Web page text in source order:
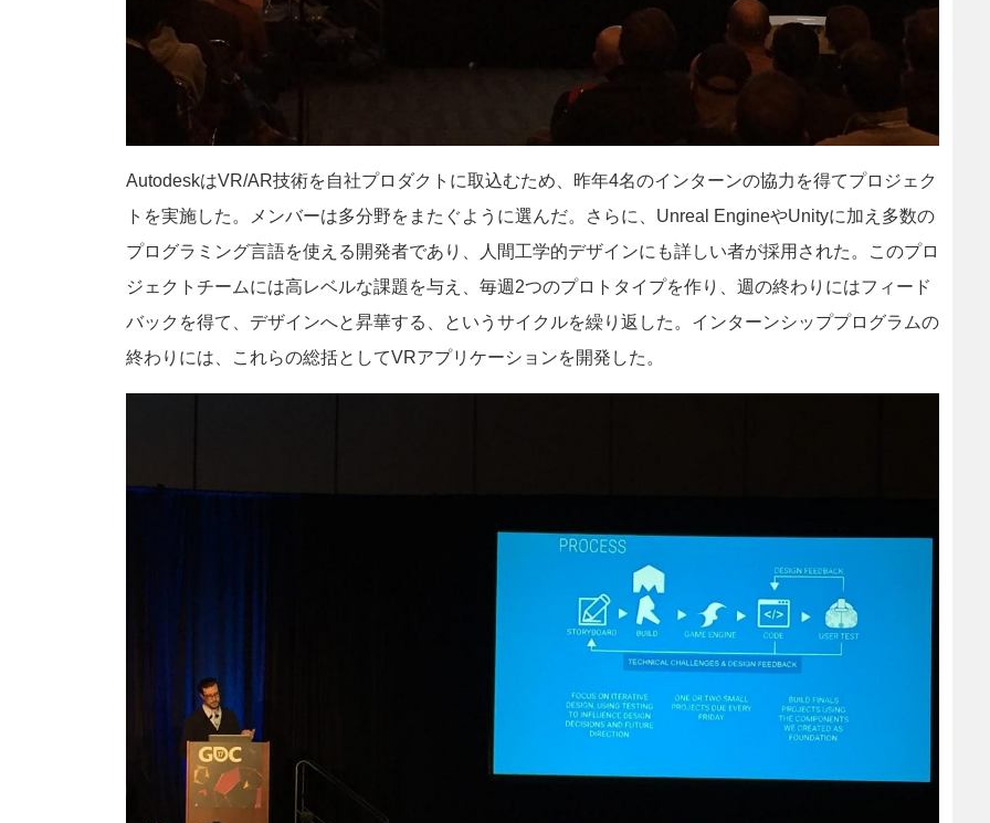
AutodeskはVR/AR技術を自社プロダクトに取込むため、昨年4名のインターンの協力を得てプロジェク
トを実施した。メンバーは多分野をまたぐように選んだ。さらに、Unreal EngineやUnityに加え多数の
プログラミング言語を使える開発者であり、人間工学的デザインにも詳しい者が採用された。このプロ
ジェクトチームには高レベルな課題を与え、毎週2つのプロトタイプを作り、週の終わりにはフィード
バックを得て、デザインへと昇華する、というサイクルを繰り返した。インターンシッププログラムの
終わりには、これらの総括としてVRアプリケーションを開発した。